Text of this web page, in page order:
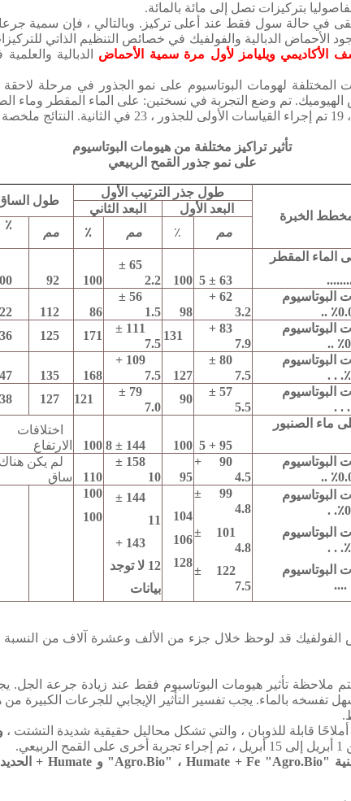
بتركيزات تصل إلى مائة بالمائة.
في حالة سول فقط عند أعلى تركيز. وبالتالي ، فإن سمية
الأحماض الدبالية والفولفيك في خصائص التنظيم الذاتي
الأكاديمي ويليامز لأول مرة سمية الأحماض الدبالية والعلمية
المختلفة لهومات البوتاسيوم على نمو الجذور في مرحلة لاحقة
الهيوميك. تم وضع التجربة في نسختين: على الماء المقطر وماء
النتائج
تأثير تراكيز مختلفة من هيومات البوتاسيوم
على نمو جذور القمح الربيعي
الخبرة
طول جذر الترتيب الأول
طول
البعد الأول
البعد الثاني
مم
٪ مم ٪ مم
٪
الماء المقطر
63 ± 5
100
65 ±
2.2
100
92
البوتاسيوم
..
62 +
3.2
98
56 ±
1.5
86
112
البوتاسيوم
..
83 +
7.9
131
111 ±
7.5
171
125
البوتاسيوم
.
.
80 ±
7.5
127
109 +
7.5
168
135
البوتاسيوم
.
.
57 ±
5.5
90
79 ±
7.0
121
127
ماء الصنبور
95 + 5
100
144 ± 8
100
اختلافات
الارتفاع
البوتاسيوم
..
90 +
4.5
95
158 ±
10
110
لم يكن هناك
ساق
البوتاسيوم
.
البوتاسيوم
.
.
البوتاسيوم
99 ±
4.8
101 ±
4.8
122 ±
7.5
104
106
128
144 ±
11
143 +
12 لا توجد
بيانات
100
100
الفولفيك قد لوحظ خلال جزء من الألف وعشرة آلاف من النسبة
ملاحظة تأثير هيومات البوتاسيوم فقط عند زيادة جرعة الجل.
تفسخه بالماء. يجب تفسير التأثير الإيجابي للجرعات الكبيرة
قابلة للذوبان ، والتي تشكل محاليل حقيقية شديدة التشتت ،